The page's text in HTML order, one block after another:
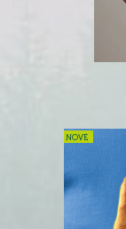
NOVÉ